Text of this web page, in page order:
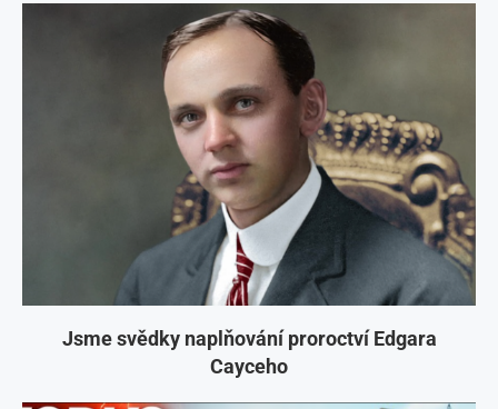
Jsme svědky naplňování proroctví Edgara
Cayceho